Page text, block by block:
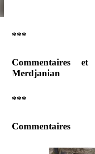
***
Commentaires
Merdjanian
***
Commentaires